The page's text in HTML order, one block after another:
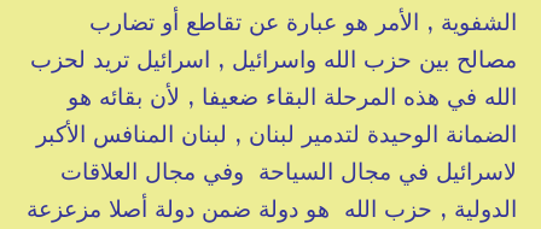
الشفوية , الأمر هو عبارة عن تقاطع أو تضارب
مصالح بين حزب الله واسرائيل , اسرائيل تريد لحزب
الله في هذه المرحلة البقاء ضعيفا , لأن بقائه هو
الضمانة الوحيدة لتدمير لبنان , لبنان المنافس الأكبر
لاسرائيل في مجال السياحة وفي مجال العلاقات
الدولية , حزب الله هو دولة ضمن دولة أصلا مزعزعة